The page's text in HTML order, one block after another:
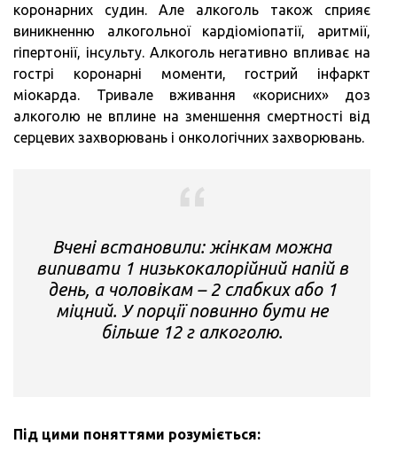
коронарних судин. Але алкоголь також сприяє
виникненню алкогольної кардіоміопатії, аритмії,
гіпертонії, інсульту. Алкоголь негативно впливає на
гострі коронарні моменти, гострий інфаркт
міокарда. Тривале вживання «корисних» доз
алкоголю не вплине на зменшення смертності від
серцевих захворювань і онкологічних захворювань.
Вчені встановили: жінкам можна
випивати 1 низькокалорійний напій в
день, а чоловікам – 2 слабких або 1
міцний. У порції повинно бути не
більше 12 г алкоголю.
Під цими поняттями розуміється: